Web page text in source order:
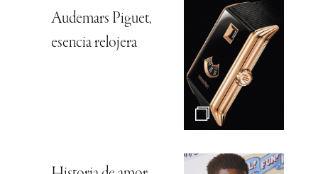
Audemars Piguet,
esencia relojera